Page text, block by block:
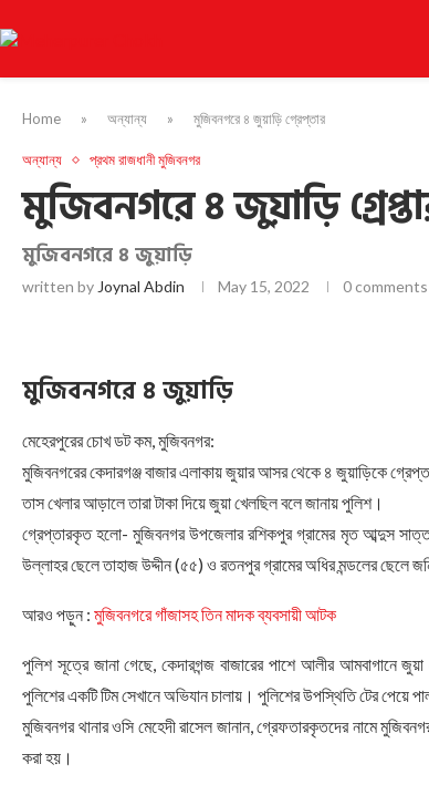
Home » অন্যান্য » মুজিবনগরে ৪ জুয়াড়ি গ্রেপ্তার
অন্যান্য প্রথম রাজধানী মুজিবনগর
মুজিবনগরে ৪ জুয়াড়ি
মুজিবনগরে ৪ জুয়াড়ি
written by Joynal Abdin May 15, 2022 0 comments
মুজিবনগরে ৪ জুয়াড়ি
মেহেরপুরের চোখ ডট কম, মুজিবনগর:
মুজিবনগরের কেদারগঞ্জ বাজার এলাকায় জুয়ার আসর থেকে ৪ জুয়াড়িকে
তাস খেলার আড়ালে তারা টাকা দিয়ে জুয়া খেলছিল বলে জানায় পুলিশ।
গ্রেপ্তারকৃত হলো- মুজিবনগর উপজেলার রশিকপুর গ্রামের মৃত আব্দুস
উল্লাহর ছেলে তাহাজ উদ্দীন (৫৫) ও রতনপুর গ্রামের অধির মন্ডলের ছেলে
আরও পড়ুন : মুজিবনগরে গাঁজাসহ তিন মাদক ব্যবসায়ী আটক
পুলিশ সূত্রে জানা গেছে, কেদারগন্জ বাজারের পাশে আলীর আমবাগানে
পুলিশের একটি টিম সেখানে অভিযান চালায়। পুলিশের উপস্থিতি টের পেয়ে
মুজিবনগর থানার ওসি মেহেদী রাসেল জানান, গ্রেফতারকৃতদের নামে
করা হয়।